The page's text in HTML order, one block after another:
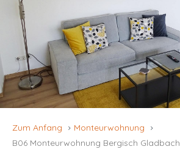
Zum Anfang
Monteurwohnung
B06 Monteurwohnung Bergisch Gladbach